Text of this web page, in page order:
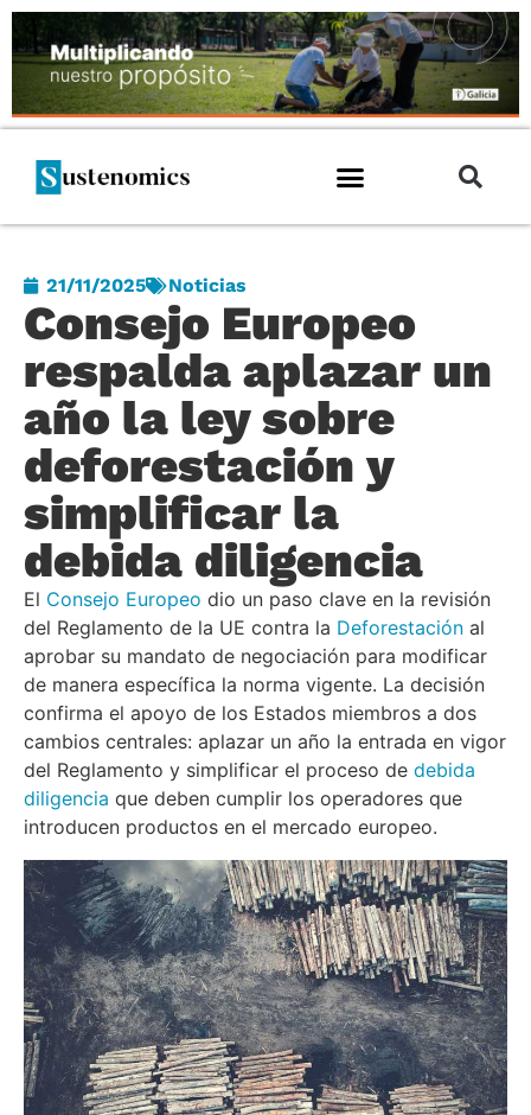
21/11/2025 Noticias
Consejo Europeo
respalda aplazar un
año la ley sobre
deforestación y
simplificar la
debida diligencia
El Consejo Europeo dio un paso clave en la revisión
del Reglamento de la UE contra la Deforestación al
aprobar su mandato de negociación para modificar
de manera específica la norma vigente. La decisión
confirma el apoyo de los Estados miembros a dos
cambios centrales: aplazar un año la entrada en vigor
del Reglamento y simplificar el proceso de debida
diligencia que deben cumplir los operadores que
introducen productos en el mercado europeo.